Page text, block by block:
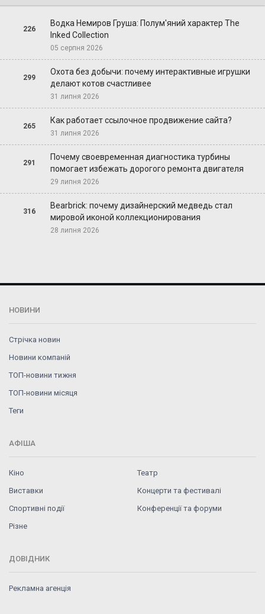
226
Водка Немиров Груша: Полум'яний характер The
Inked Collection
05 серпня 2026
299
Охота без добычи: почему интерактивные игрушки
делают котов счастливее
31 липня 2026
265
Как работает ссылочное продвижение сайта?
31 липня 2026
291
Почему своевременная диагностика турбины
помогает избежать дорогого ремонта двигателя
29 липня 2026
316
Bearbrick: почему дизайнерский медведь стал
мировой иконой коллекционирования
28 липня 2026
НОВИНИ
Стрічка новин
Новини компаній
ТОП-новини тижня
ТОП-новини місяця
Теги
АФІША
Кіно
Театр
Виставки
Концерти та фестивалі
Спортивні події
Конференції та форуми
Різне
ДОВІДНИК
Рекламна агенція